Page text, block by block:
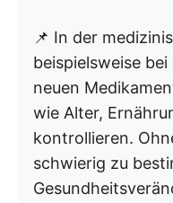
📌 In der
beispielsweise
neuen
wie Alter,
kontrollieren.
schwierig zu